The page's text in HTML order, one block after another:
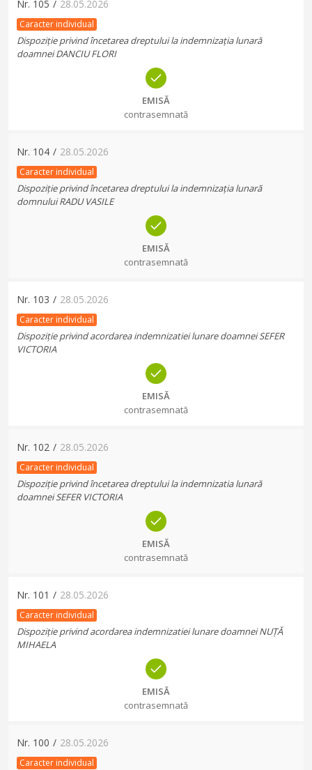
Nr. 105 / 28.05.2026
Caracter individual
Dispoziție privind încetarea dreptului la indemnizația lunară
doamnei DANCIU FLORI
EMISĂ
contrasemnată
Nr. 104 / 28.05.2026
Caracter individual
Dispoziție privind încetarea dreptului la indemnizația lunară
domnului RADU VASILE
EMISĂ
contrasemnată
Nr. 103 / 28.05.2026
Caracter individual
Dispoziție privind acordarea indemnizatiei lunare doamnei SEFER
VICTORIA
EMISĂ
contrasemnată
Nr. 102 / 28.05.2026
Caracter individual
Dispoziție privind încetarea dreptului la indemnizatia lunară
doamnei SEFER VICTORIA
EMISĂ
contrasemnată
Nr. 101 / 28.05.2026
Caracter individual
Dispoziție privind acordarea indemnizatiei lunare doamnei NUȚĂ
MIHAELA
EMISĂ
contrasemnată
Nr. 100 / 28.05.2026
Caracter individual